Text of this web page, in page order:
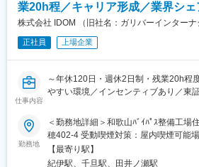
変更の範囲：会社の定める業務
■魅力ポイント：
（1）成果を出しやすい環境：
平均して月間約30～40件の商談に対し
成果を出した分は、インセンティブで
（2）年齢や経験にかかわらず、スピ
されます。
（3） 圧倒的な知名度、豊富な商品数
業20h程／キャリア形成／業界シ
株式会社 IDOM （旧社名：ガリバーインターナ
正社員 上場企業
仕事内容
～年休120日・週休2日制・残業20h程
やすい環境／インセンティブあり／東
全国にあるIDOMの運営する整備工場で
備業務をお任せします！
勤務地
＜勤務地詳細＞和歌山ﾊﾞｲﾊﾟｽ整備工場
穂402-4 受動喫煙対策：屋内喫煙可能
【最寄り駅】
紀伊駅、千旦駅、田井ノ瀬駅